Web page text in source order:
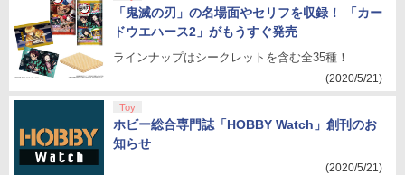
「鬼滅の刃」の名場面やセリフを収録！ 「カー
ドウエハース2」がもうすぐ発売
ラインナップはシークレットを含む全35種！
(2020/5/21)
Toy
ホビー総合専門誌「HOBBY Watch」創刊のお
知らせ
(2020/5/21)